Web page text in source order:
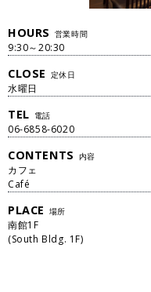
HOURS 営業時間
9:30～20:30
CLOSE 定休日
水曜日
TEL 電話
06-6858-6020
CONTENTS 内容
カフェ
Café
PLACE 場所
南館1 F
(South Bldg. 1F)